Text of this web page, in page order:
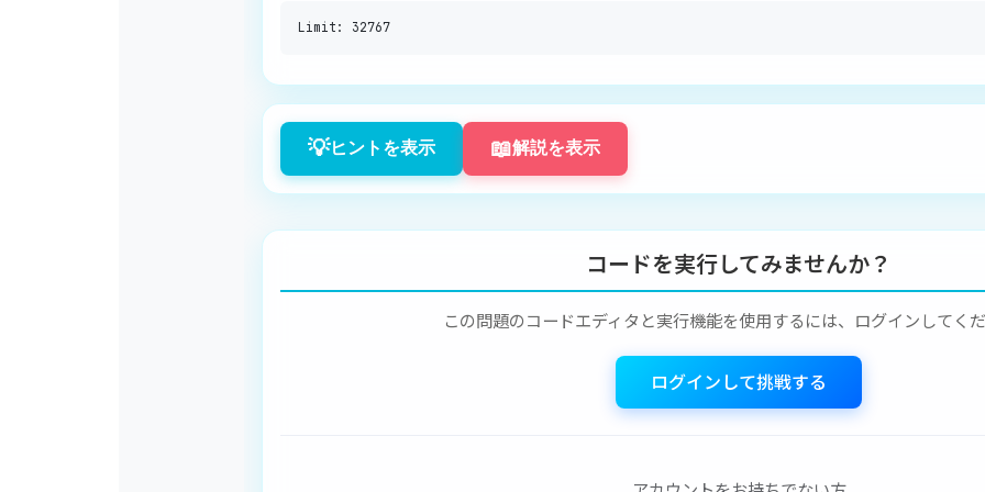
💡ヒントを表示 📖解説を表示
コードを実行してみませんか？
この問題のコードエディタと実行機能を使用するには、ログインしてく
ログインして挑戦する